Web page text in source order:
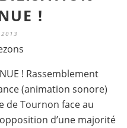
!
2013
! Rassemblement
(animation sonore)
de Tournon face au
d’une majorité